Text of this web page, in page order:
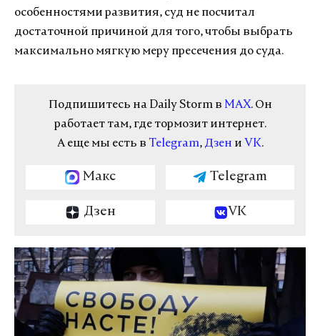
особенностями развития, суд не посчитал
достаточной причиной для того, чтобы выбрать
максимально мягкую меру пресечения до суда.
Подпишитесь на Daily Storm в MAX. Он
работает там, где тормозит интернет.
А еще мы есть в Telegram, Дзен и VK.
Макс Telegram
Дзен VK